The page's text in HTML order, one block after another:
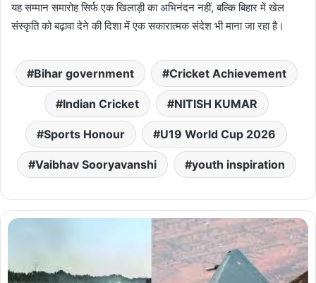
यह सम्मान समारोह सिर्फ एक खिलाड़ी का अभिनंदन नहीं, बल्कि बिहार में खेल
संस्कृति को बढ़ावा देने की दिशा में एक सकारात्मक संदेश भी माना जा रहा है।
Bihar government Cricket Achievement
Indian Cricket NITISH KUMAR
Sports Honour U19 World Cup 2026
Vaibhav Sooryavanshi youth inspiration